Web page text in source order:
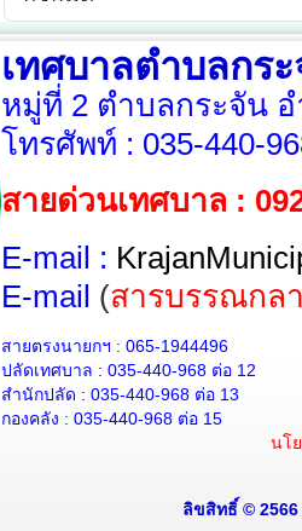
เทศบาลตำบลกร
หมู่ที่ 2 ตำบลกระจัน
โทรศัพท์ : 035-440-
สายด่วนเทศบาล :
E-mail :
E-mail (สารบรรณกล
สายตรงนายกฯ : 065-1944496
ปลัดเทศบาล : 035-440-968 ต่อ 12
สำนักปลัด : 035-440-968 ต่อ 13
กองคลัง : 035-440-968 ต่อ 15
นโ
ลิขสิทธิ์ © 2566